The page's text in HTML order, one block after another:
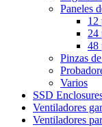
Paneles
12
24
48
Pinzas
Varios
SSD
Ventiladores
Ventiladores